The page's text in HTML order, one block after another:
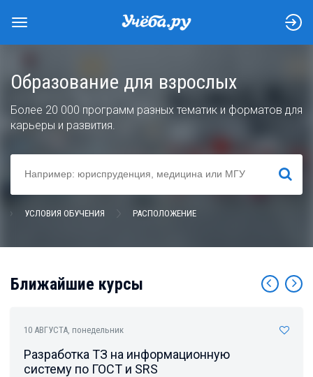
Образование для взрослых
Более 20 000 программ разных тематик и форматов для
карьеры и развития.
НАЙТИ
УСЛОВИЯ ОБУЧЕНИЯ РАСПОЛОЖЕНИЕ
Ближайшие курсы
10 АВГУСТА, понедельник
Разработка ТЗ на информационную
систему по ГОСТ и SRS